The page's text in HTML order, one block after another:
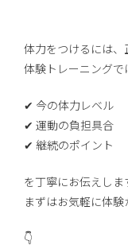
体力をつけるには、
体験トレーニングで
✔ 今の体力レベル
✔ 運動の負担具合
✔ 継続のポイント
を丁寧にお伝えしま
まずはお気軽に体験
👇